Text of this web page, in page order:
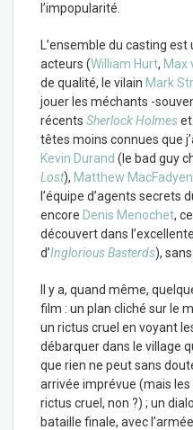
l’impopularité.
L’ensemble du casting
acteurs (William Hurt, Max
de qualité, le vilain Mark
jouer les méchants -
récents Sherlock Holmeset
têtes moins connues que
Kevin Durand (le bad guy
Lost), Matthew MacFadyen
l’équipe d’agents secrets
encore Denis Menochet,
découvert dans
d’Inglorious Basterds),
Il y a, quand même,
film : un plan cliché sur le
un rictus cruel en voyant
débarquer dans le village
que rien ne peut sans
arrivée imprévue (mais
rictus cruel, non ?) ; un
bataille finale, avec